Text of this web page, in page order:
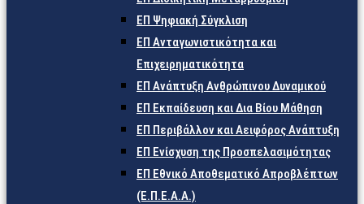
ΕΠ Ψηφιακή Σύγκλιση
ΕΠ Ανταγωνιστικότητα και
Επιχειρηματικότητα
ΕΠ Ανάπτυξη Ανθρώπινου Δυναμικού
ΕΠ Εκπαίδευση και Δια Βίου Μάθηση
ΕΠ Περιβάλλον και Αειφόρος Ανάπτυξη
ΕΠ Ενίσχυση της Προσπελασιμότητας
ΕΠ Εθνικό Αποθεματικό Απροβλέπτων
(Ε.Π.Ε.Α.Α.)